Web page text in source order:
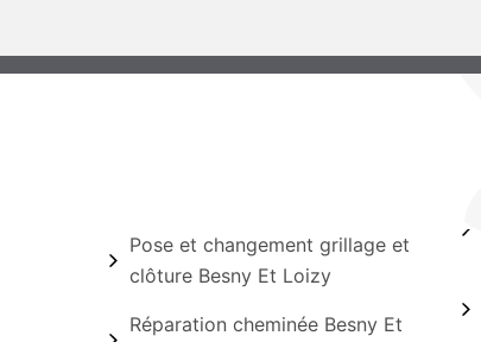
Pose et changement grillage et
clôture Besny Et Loizy
Réparation cheminée Besny Et